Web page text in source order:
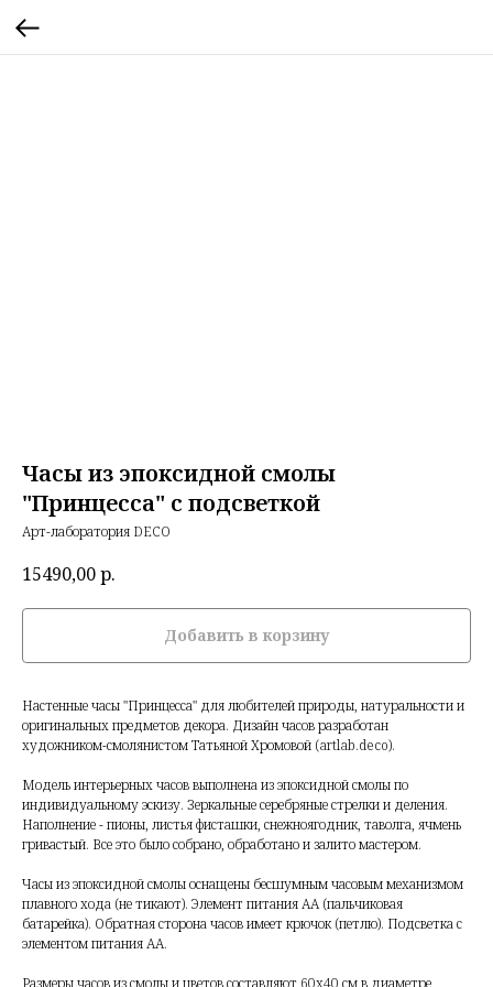
Часы из эпоксидной смолы
"Принцесса" с подсветкой
Арт-лаборатория DECO
15490,00р.
Добавить в корзину
Настенные часы "Принцесса" для любителей природы, натуральности и
оригинальных предметов декора. Дизайн часов разработан
художником-смолянистом Татьяной Хромовой (artlab.deco).
Модель интерьерных часов выполнена из эпоксидной смолы по
индивидуальному эскизу. Зеркальные серебряные стрелки и деления.
Наполнение - пионы, листья фисташки, снежноягодник, таволга, ячмень
гривастый. Все это было собрано, обработано и залито мастером.
Часы из эпоксидной смолы оснащены бесшумным часовым механизмом
плавного хода (не тикают). Элемент питания АА (пальчиковая
батарейка). Обратная сторона часов имеет крючок (петлю). Подсветка с
элементом питания АА.